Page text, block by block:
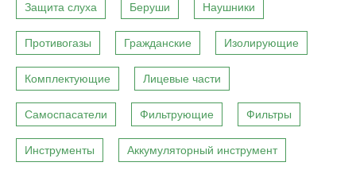
Защита слуха Беруши Наушники
Противогазы Гражданские Изолирующие
Комплектующие Лицевые части
Самоспасатели Фильтрующие Фильтры
Инструменты Аккумуляторный инструмент